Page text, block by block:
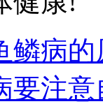
鳞病
要注